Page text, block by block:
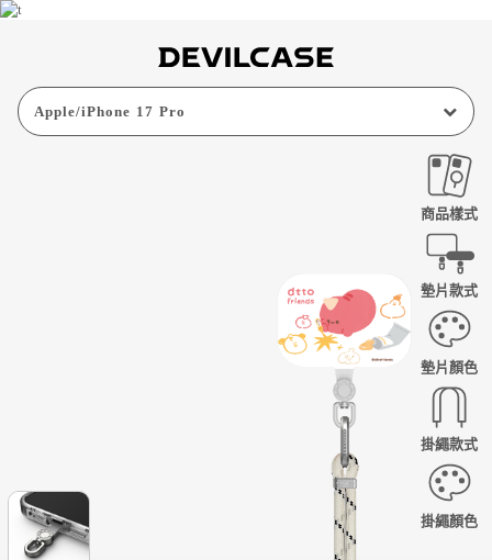
Apple/iPhone 17 Pro
商品樣式
墊片款式
墊片顏色
掛繩款式
掛繩顏色